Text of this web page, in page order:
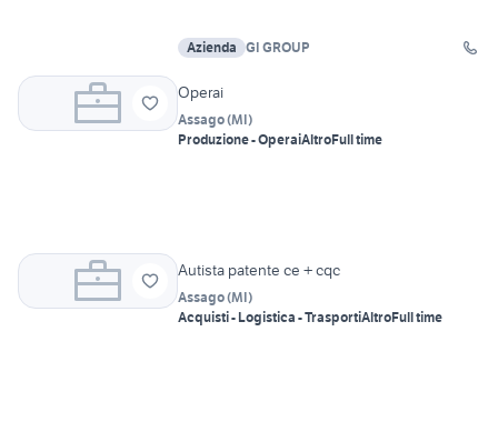
Azienda GI GROUP
Operai
Assago(MI)
Produzione - OperaiAltroFull time
Autista patente ce + cqc
Assago(MI)
Acquisti - Logistica - TrasportiAltroFull time